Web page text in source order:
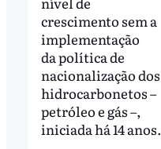
crescimento sem a
implementação
da política de
nacionalização dos
hidrocarbonetos –
petróleo e gás –,
iniciada há 14 anos.